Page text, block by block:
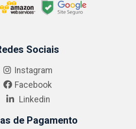
Sociais
Instagram
Facebook
Linkedin
de Pagamento